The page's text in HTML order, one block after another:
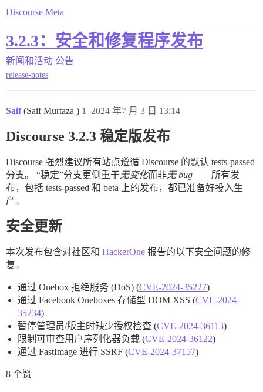
Discourse Meta
3.2.3：安全和修复程序发布
新闻和活动 公告
release-notes
Saif (Saif Murtaza ) 2024 年7 月 3 日 13:14
1
Discourse 3.2.3 稳定版发布
Discourse 强烈建议所有站点遵循 Discourse 的默认 tests-passed
分支。 “稳定”分支更侧重于无变化而非无 bug——所有发
布，包括 tests-passed 和 beta 上的发布，都已准备好投入生
产。
安全更新
本次发布包含对社区和 HackerOne 报告的以下安全问题的修
复。
通过 Onebox 拒绝服务 (DoS) (CVE-2024-35227)
通过 Facebook Oneboxes 存储型 DOM XSS (CVE-2024-
35234)
暂停管理员/版主时缺少授权检查 (CVE-2024-36113)
限制可审查用户序列化器负载 (CVE-2024-36122)
通过 FastImage 进行 SSRF (CVE-2024-37157)
8 个赞